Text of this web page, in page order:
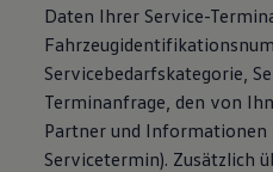
Daten Ihrer Service-
Servicebedarfskategorie,
Terminanfrage, den von
Partner und Informationen
Servicetermin). Zusätzlich